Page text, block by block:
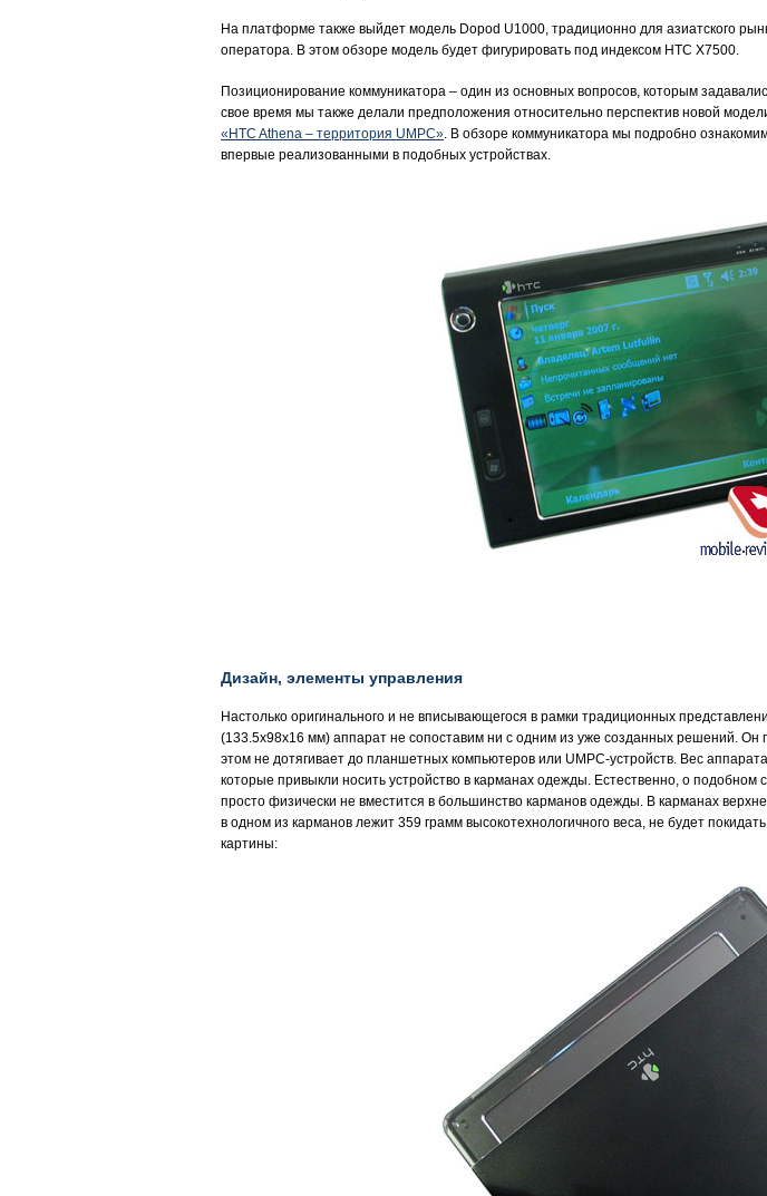
На платформе также выйдет модель Dopod U1000, традиционно для азиатского
оператора. В этом обзоре модель будет фигурировать под индексом HTC X7500.
Позиционирование коммуникатора – один из основных вопросов, которым
свое время мы также делали предположения относительно перспектив новой
«HTC Athena – территория UMPC». В обзоре коммуникатора мы подробно
впервые реализованными в подобных устройствах.
Дизайн, элементы управления
Настолько оригинального и не вписывающегося в рамки традиционных
(133.5x98x16 мм) аппарат не сопоставим ни с одним из уже созданных решений.
этом не дотягивает до планшетных компьютеров или UMPC-устройств. Вес
которые привыкли носить устройство в карманах одежды. Естественно, о
просто физически не вместится в большинство карманов одежды. В карманах
в одном из карманов лежит 359 грамм высокотехнологичного веса, не будет
картины: